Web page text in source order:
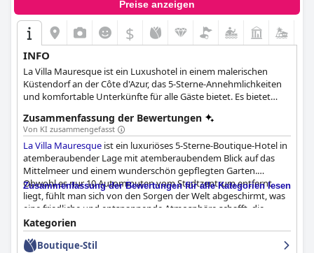
Preise anzeigen
$
INFO
La Villa Mauresque ist ein Luxushotel in einem malerischen
Küstendorf an der Côte d'Azur, das 5-Sterne-Annehmlichkeiten
und komfortable Unterkünfte für alle Gäste bietet. Es bietet
köstlichen Gerichten und herrlichem Meerblick, einen Außen-
Whirlpool und Pools sowie eine Atmosphäre der Ruhe und
absoluten Entspannung.
Zusammenfassung der Bewertungen
Von KI zusammengefasst
La Villa Mauresque ist ein luxuriöses 5-Sterne-Boutique-Hotel in
atemberaubender Lage mit atemberaubendem Blick auf das
Mittelmeer und einem wunderschön gepflegten Garten.
Obwohl es nur 10 Autominuten vom Stadtzentrum entfernt
liegt, fühlt man sich von den Sorgen der Welt abgeschirmt, was
eine friedliche und entspannende Atmosphäre schafft, die
perfekt für einen romantischen Ausflug ist. Das Hotel verfügt
über ein außergewöhnliches Personal, das professionell,
hilfsbereit und freundlich ist. Das Restaurant wird von den
Zusammenfassung der Bewertungen für alle Kategorien lesen
Kategorien
Boutique-Stil